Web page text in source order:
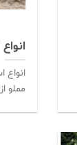
مملو